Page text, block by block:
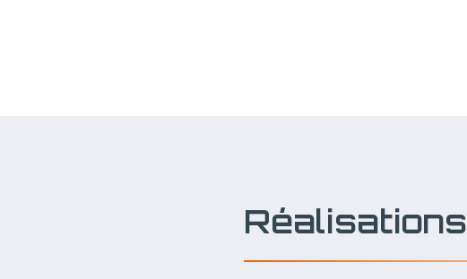
Réalisations